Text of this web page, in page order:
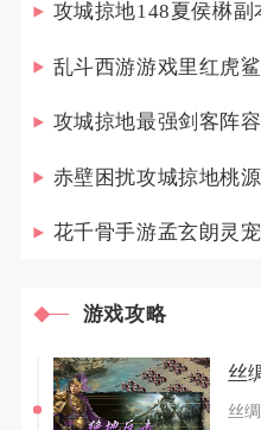
攻城掠地148夏侯楙
乱斗西游游戏里红虎
赤壁困扰攻城掠地桃
游戏攻略